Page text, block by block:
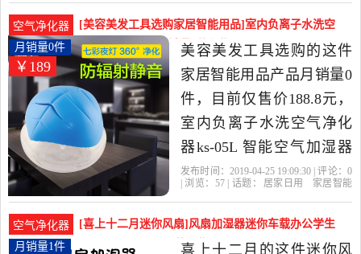
高的空气净化剂，由广东
惠州发货。
空气净化器
[美容美发工具选购家居智能用品]室内负离子水洗空
气净化器ks-05L月销量0件仅售188.8元
￥189
月销量0件
美容美发工具选购的这件
家居智能用品产品月销量0
件，目前仅售价188.8元，
室内负离子水洗空气净化
器ks-05L 智能空气加湿器
家用厂家是2019年美容美
当中性价比很高的家居智
能用品，由广东 深圳发
发布时间：2019-04-25 19:09:30 | 评论： 0
| 浏览： 57| 话题： 居家日用
家居智能
空气净化器
[喜上十二月迷你风扇]风扇加湿器迷你车载办公学生
宿舍空气净月销量1件仅售75元
月销量1件
喜上十二月的这件迷你风